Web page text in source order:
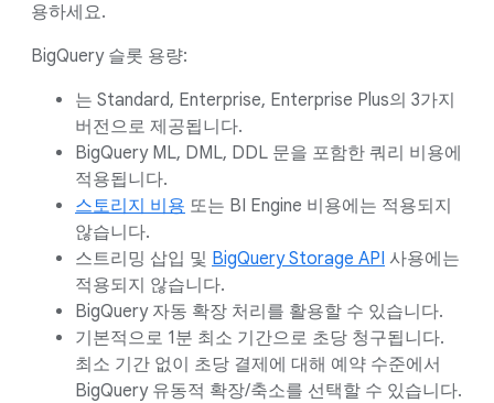
용하세요.
BigQuery 슬롯 용량:
는 Standard, Enterprise, Enterprise Plus의 3가지
버전으로 제공됩니다.
BigQuery ML, DML, DDL 문을 포함한 쿼리 비용에
적용됩니다.
스토리지 비용 또는 BI Engine 비용에는 적용되지
않습니다.
스트리밍 삽입 및 BigQuery Storage API 사용에는
적용되지 않습니다.
BigQuery 자동 확장 처리를 활용할 수 있습니다.
기본적으로 1분 최소 기간으로 초당 청구됩니다.
최소 기간 없이 초당 결제에 대해 예약 수준에서
BigQuery 유동적 확장/축소를 선택할 수 있습니다.